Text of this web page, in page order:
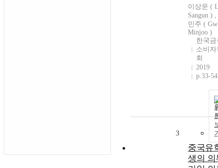
이상운 (
Sangun )
민주 (
Minjoo )
한국금
소비자
회
2019
p.33-54
3
중국유
생의 의